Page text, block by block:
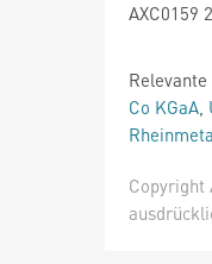
AXC0159
Co KGaA,
Copyright